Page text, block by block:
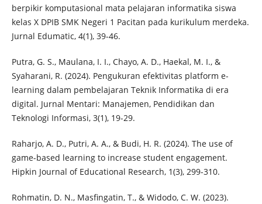
berpikir komputasional mata pelajaran informatika siswa
kelas X DPIB SMK Negeri 1 Pacitan pada kurikulum merdeka.
Jurnal Edumatic, 4(1), 39-46.
Putra, G. S., Maulana, I. I., Chayo, A. D., Haekal, M. I., &
Syaharani, R. (2024). Pengukuran efektivitas platform e-
learning dalam pembelajaran Teknik Informatika di era
digital. Jurnal Mentari: Manajemen, Pendidikan dan
Teknologi Informasi, 3(1), 19-29.
Raharjo, A. D., Putri, A. A., & Budi, H. R. (2024). The use of
game-based learning to increase student engagement.
Hipkin Journal of Educational Research, 1(3), 299-310.
Rohmatin, D. N., Masfingatin, T., & Widodo, C. W. (2023).